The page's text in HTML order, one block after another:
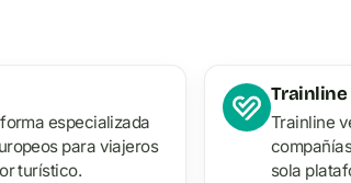
especializada
para viajeros
turístico.
Trainline
Trainline
sola